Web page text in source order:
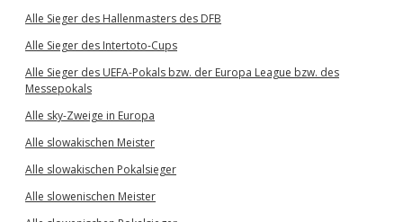
Alle Sieger des Hallenmasters des DFB
Alle Sieger des Intertoto-Cups
Alle Sieger des UEFA-Pokals bzw. der Europa League bzw. des
Messepokals
Alle sky-Zweige in Europa
Alle slowakischen Meister
Alle slowakischen Pokalsieger
Alle slowenischen Meister